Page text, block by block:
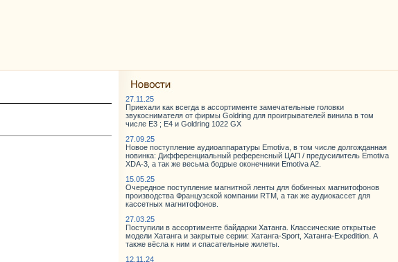
27.11.25
Приехали как всегда в ассортименте замечательные головки
звукоснимателя от фирмы Goldring для проигрывателей винила в том
числе E3 ; E4 и Goldring 1022 GX
27.09.25
Новое поступление аудиоаппаратуры Emotiva, в том числе долгожданная
новинка: Дифференциальный референсный ЦАП / предусилитель Emotiva
XDA-3, а так же весьма бодрые оконечники Emotiva A2.
15.05.25
Очередное поступление магнитной ленты для бобинных магнитофонов
производства Французской компании RTM, а так же аудиокассет для
кассетных магнитофонов.
27.03.25
Поступили в ассортименте байдарки Хатанга. Классические открытые
модели Хатанга и закрытые серии: Хатанга-Sport, Хатанга-Expedition. А
также вёсла к ним и спасательные жилеты.
12.11.24